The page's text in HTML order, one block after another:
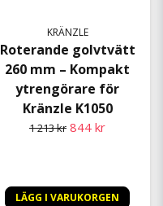
KRÄNZLE
Roterande golvtvätt
260 mm – Kompakt
ytrengörare för
Kränzle K1050
1 213 kr 844 kr
LÄGG I VARUKORGEN